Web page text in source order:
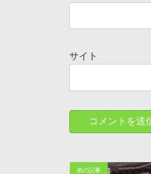
サイト
前の記事